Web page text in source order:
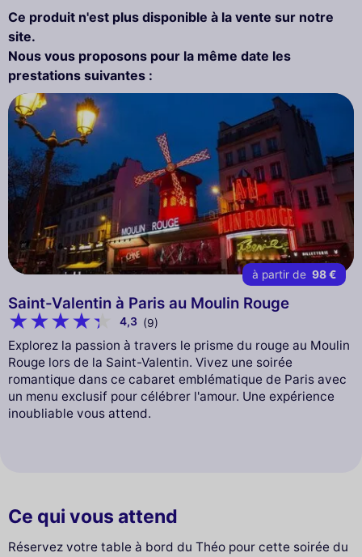
Ce produit n'est plus disponible à la vente sur notre
site.
Nous vous proposons pour la même date les
prestations suivantes :
à partir de 98 €
Saint-Valentin à Paris au Moulin Rouge
4,3 (9)
Explorez la passion à travers le prisme du rouge au Moulin
Rouge lors de la Saint-Valentin. Vivez une soirée
romantique dans ce cabaret emblématique de Paris avec
un menu exclusif pour célébrer l'amour. Une expérience
inoubliable vous attend.
Ce qui vous attend
Réservez votre table à bord du Théo pour cette soirée du